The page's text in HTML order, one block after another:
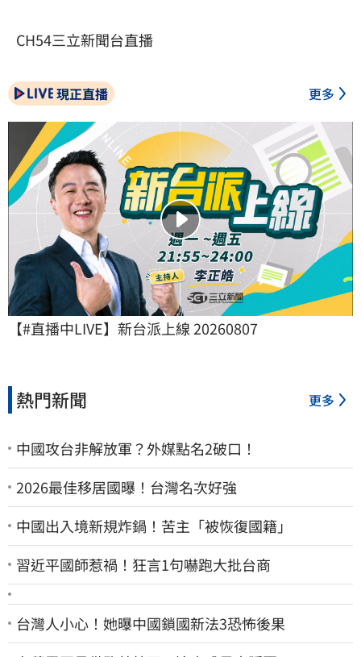
CH54三立新聞台直播
現正直播 更多
【#直播中LIVE】新台派上線 20260807
熱門新聞 更多
中國攻台非解放軍？外媒點名2破口！
2026最佳移居國曝！台灣名次好強
中國出入境新規炸鍋！苦主「被恢復國籍」
習近平國師惹禍！狂言1句嚇跑大批台商
台灣人小心！她曝中國鎖國新法3恐怖後果